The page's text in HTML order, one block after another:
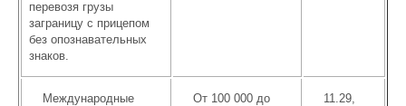
перевозя грузы
заграницу с прицепом
без опознавательных
знаков.
Международные
От 100 000 до
11.29,